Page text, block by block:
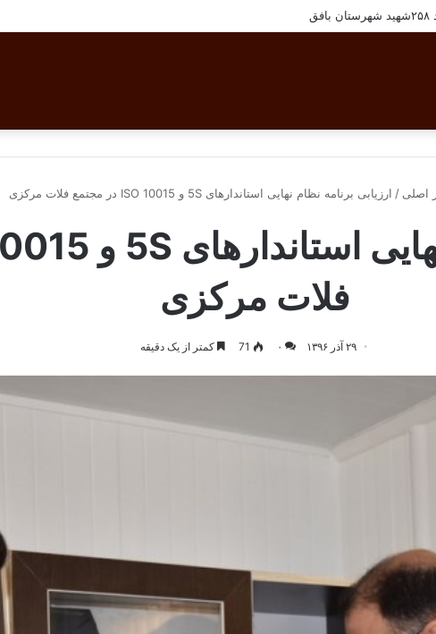
مجتمع معادن سنگ آهن فلات مرکزی ایران
اصلی / ارزیابی برنامه نظام نهایی استاندارهای 5S و ISO 10015 در مجتمع فلات مرکزی
فلات مرکزی
۲۹ آذر ۱۳۹۶ ۰ 71 کمتر از یک دقیقه